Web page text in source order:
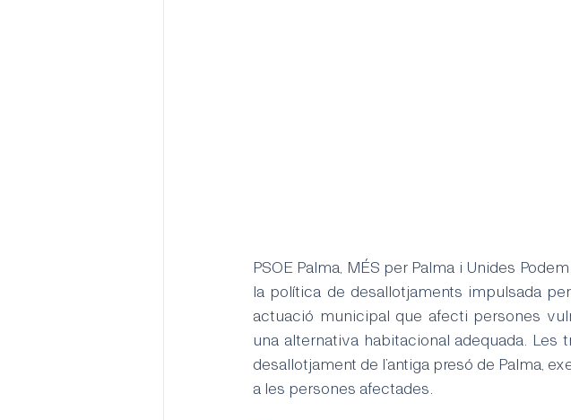
PSOE Palma, MÉS per Palma i Unides
la política de desallotjaments impulsada
actuació municipal que afecti persones
una alternativa habitacional adequada.
desallotjament de l’antiga presó de Palma,
a les persones afectades.